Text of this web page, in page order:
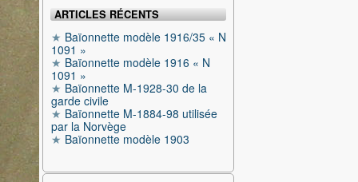
ARTICLES RÉCENTS
Baïonnette modèle 1916/35 « N
1091 »
Baïonnette modèle 1916 « N
1091 »
Baïonnette M-1928-30 de la
garde civile
Baïonnette M-1884-98 utilisée
par la Norvège
Baïonnette modèle 1903